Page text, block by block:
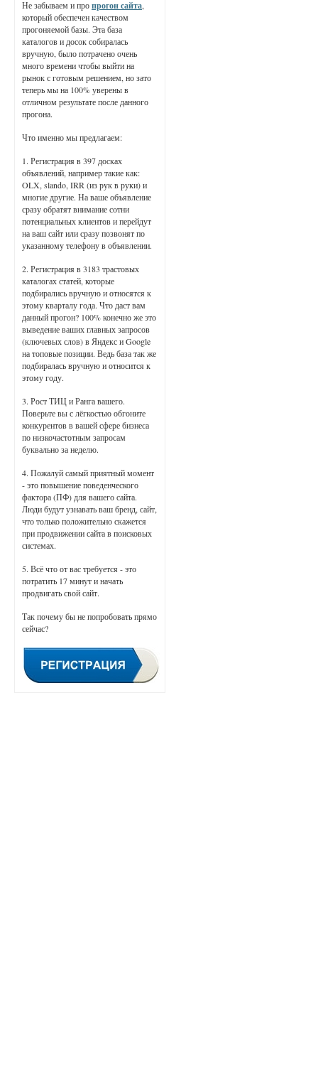
Не забываем и пропрогон сайта,
который обеспечен качеством
прогоняемой базы. Эта база
каталогов и досок собиралась
вручную, было потрачено очень
много времени чтобы выйти на
рынок с готовым решением, но зато
теперь мы на 100% уверены в
отличном результате после данного
прогона.
Что именно мы предлагаем:
1. Регистрация в 397 досках
объявлений, например такие как:
OLX, slando, IRR (из рук в руки) и
многие другие. На ваше объявление
сразу обратят внимание сотни
потенциальных клиентов и перейдут
на ваш сайт или сразу позвонят по
указанному телефону в объявлении.
2. Регистрация в 3183 трастовых
каталогах статей, которые
подбирались вручную и относятся к
этому кварталу года. Что даст вам
данный прогон? 100% конечно же это
выведение ваших главных запросов
(ключевых слов) в Яндекс и Google
на топовые позиции. Ведь база так же
подбиралась вручную и относится к
этому году.
3. Рост ТИЦ и Ранга вашего.
Поверьте вы с лёгкостью обгоните
конкурентов в вашей сфере бизнеса
по низкочастотным запросам
буквально за неделю.
4. Пожалуй самый приятный момент
- это повышение поведенческого
фактора (ПФ) для вашего сайта.
Люди будут узнавать ваш бренд, сайт,
что только положительно скажется
при продвижении сайта в поисковых
системах.
5. Всё что от вас требуется - это
потратить 17 минут и начать
продвигать свой сайт.
Так почему бы не попробовать прямо
сейчас?